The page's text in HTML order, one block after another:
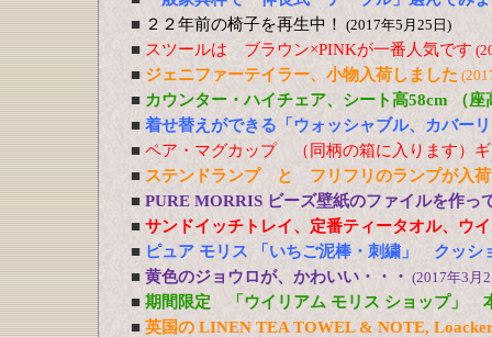
■ ２２年前の椅子を再生中！ (2017年5月25日)
■ スツールは ブラウン×PINKが一番人気です
■ ジェニファーテイラー、小物入荷しました
■ カウンター・ハイチェア、シート高58cm （座
■ 着せ替えができる「ウォッシャブル、カバー
■ ペア・マグカップ （同柄の箱に入ります）
■ ステンドランプ と フリフリのランプが入荷
■ PURE MORRIS ビーズ壁紙のファイルを作っ
■ サンドイッチトレイ、定番ティータオル、ウ
■ ピュア モリス 「いちご泥棒・刺繍」 クッシ
■ 黄色のジョウロが、かわいい・・・ (2017年3月
■ 期間限定 「ウイリアム モリス ショップ」
■ 英国の LINEN TEA TOWEL & NOTE,